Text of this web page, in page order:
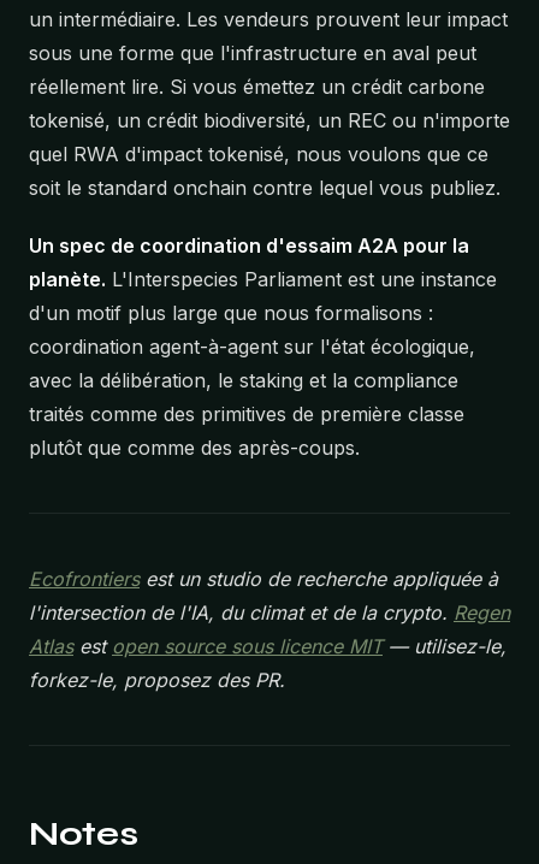
un intermédiaire. Les vendeurs prouvent leur impact
sous une forme que l'infrastructure en aval peut
réellement lire. Si vous émettez un crédit carbone
tokenisé, un crédit biodiversité, un REC ou n'importe
quel RWA d'impact tokenisé, nous voulons que ce
soit le standard onchain contre lequel vous publiez.
Un spec de coordination d'essaim A2A pour la
planète. L'Interspecies Parliament est une instance
d'un motif plus large que nous formalisons :
coordination agent-à-agent sur l'état écologique,
avec la délibération, le staking et la compliance
traités comme des primitives de première classe
plutôt que comme des après-coups.
Ecofrontiersest un studio de recherche appliquée à
l'intersection de l'IA, du climat et de la crypto. Regen
Atlasest open source sous licence MIT— utilisez-le,
forkez-le, proposez des PR.
Notes